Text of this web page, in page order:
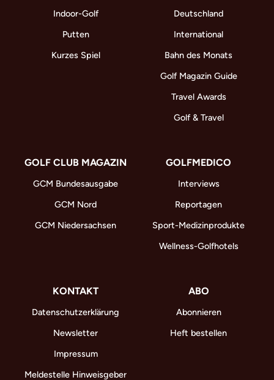
Indoor-Golf
Putten
Kurzes Spiel
Deutschland
International
Bahn des Monats
Golf Magazin Guide
Travel Awards
Golf & Travel
GOLF CLUB MAGAZIN
GCM Bundesausgabe
GCM Nord
GCM Niedersachsen
GOLFMEDICO
Interviews
Reportagen
Sport-Medizinprodukte
Wellness-Golfhotels
KONTAKT
Datenschutzerklärung
Newsletter
Impressum
Meldestelle Hinweisgeber
ABO
Abonnieren
Heft bestellen